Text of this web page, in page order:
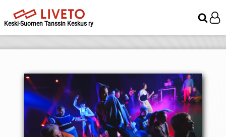
Keski-Suomen Tanssin Keskus ry